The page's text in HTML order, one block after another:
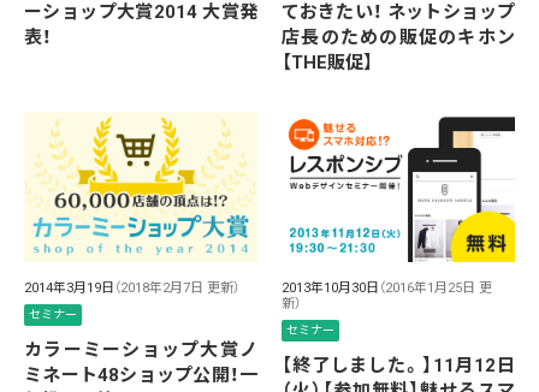
ーショップ大賞2014 大賞発
表！
ておきたい！ ネットショップ
店長のための販促のキホン
【THE販促】
2014年3月19日 （2018年2月7日 更新）
セミナー
カラーミーショップ大賞ノ
ミネート48ショップ公開！一
2013年10月30日 （2016年1月25日 更
新）
セミナー
【終了しました。】11月12日